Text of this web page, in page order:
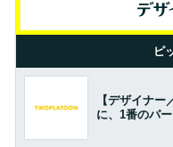
ピ
【デザイナ
に、1番のパー